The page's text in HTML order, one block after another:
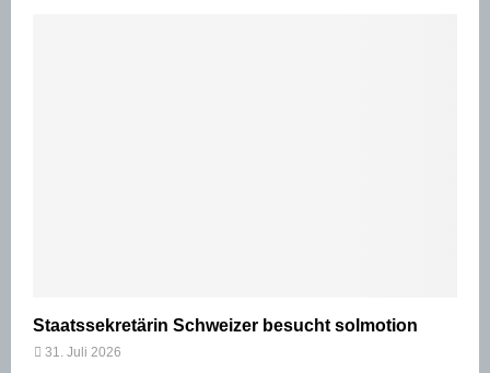
Staatssekretärin Schweizer besucht solmotion
31. Juli 2026